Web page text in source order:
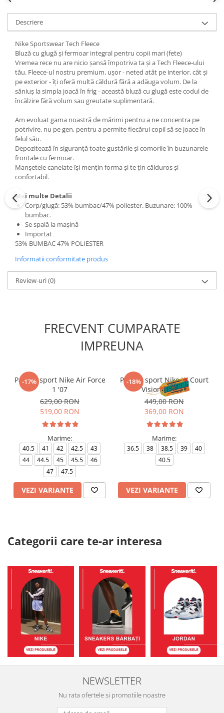
Descriere
Nike Sportswear Tech Fleece
Bluză cu glugă și fermoar integral pentru copii mari (fete)
Vremea rece nu are nicio șansă împotriva ta și a Tech Fleece-ului
tău. Fleece-ul nostru premium, ușor - neted atât pe interior, cât și
pe exterior - îți oferă multă căldură fără a adăuga volum. De la
săniuș la simpla joacă în frig - această bluză cu glugă este codul de
încălzire fără volum sau greutate suplimentară.
Am evoluat gama noastră de mărimi pentru a ne concentra pe
potrivire, nu pe gen, pentru a permite fiecărui copil să se joace în
felul său.
Depozitează în siguranță toate gustările și comorile în buzunarele
frontale cu fermoar.
Manșetele canelate își mențin forma și te țin călduros și
confortabil.
Mai multe Detalii
Corp/glugă: 53% bumbac/47% poliester. Buzunare: 100%
bumbac.
Se spală la mașină
Importat
53% BUMBAC 47% POLIESTER
Informatii conformitate produs
Review-uri(0)
FRECVENT CUMPARATE
IMPREUNA
-17%
Pantofi sport Nike Air Force
1 '07
629,00 RON
519,00 RON
Marime:
40.5 41 42 42.5
43
44
44.5 45 45.5
46
47
47.5
VEZI VARIANTE
-18%
Pantofi sport Nike W Court
Vision Alta Ltr
449,00 RON
369,00 RON
Marime:
36.5 38 38.5 39
40
40.5
VEZI VARIANTE
Categorii care te-ar interesa
NEWSLETTER
Nu rata ofertele si promotiile noastre